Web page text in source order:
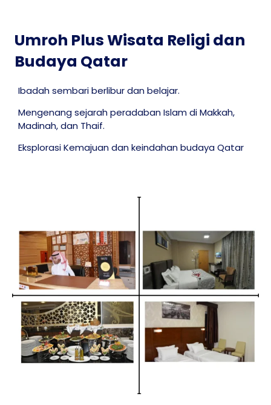
Umroh Plus Wisata Religi dan
Budaya Qatar
Ibadah sembari berlibur dan belajar.
Mengenang sejarah peradaban Islam di Makkah,
Madinah, dan Thaif.
Eksplorasi Kemajuan dan keindahan budaya Qatar